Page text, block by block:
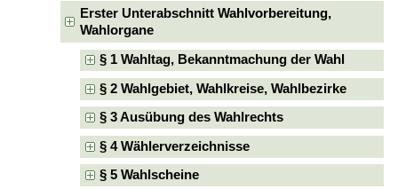
Erster Unterabschnitt Wahlvorbereitung,
Wahlorgane
§ 1 Wahltag, Bekanntmachung der Wahl
§ 2 Wahlgebiet, Wahlkreise, Wahlbezirke
§ 3 Ausübung des Wahlrechts
§ 4 Wählerverzeichnisse
§ 5 Wahlscheine